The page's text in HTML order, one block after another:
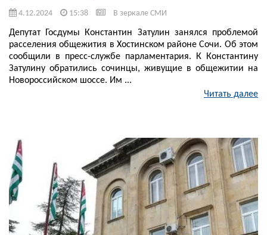
4.12.2024 15:38 В зеркале СМИ
Депутат Госдумы Константин Затулин занялся проблемой
расселения общежития в Хостинском районе Сочи. Об этом
сообщили в пресс-службе парламентария. К Константину
Затулину обратились сочинцы, живущие в общежитии на
Новороссийском шоссе. Им ...
Читать далее